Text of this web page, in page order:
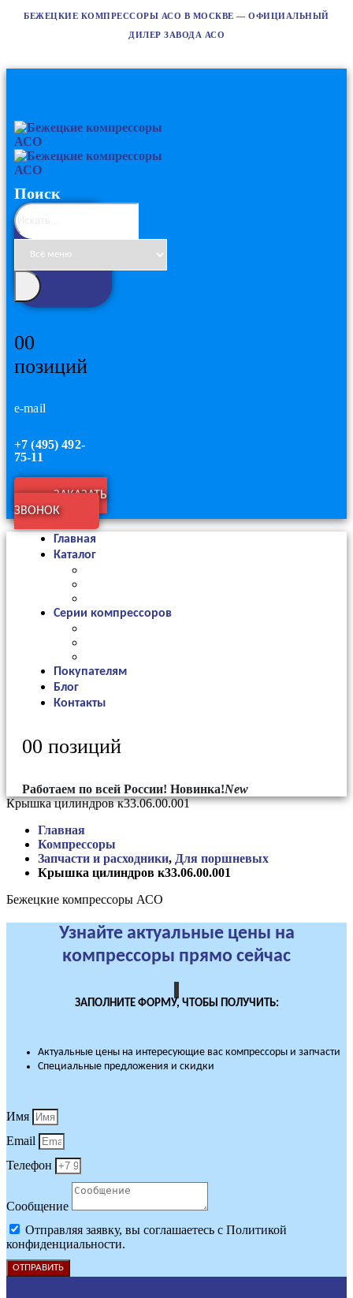
БЕЖЕЦКИЕ КОМПРЕССОРЫ АСО В МОСКВЕ — ОФИЦИАЛЬНЫЙ
ДИЛЕР ЗАВОДА АСО
Поиск
00
позиций
e-mail
+7 (495) 492-
75-11
ЗАКАЗАТЬ
ЗВОНОК
Главная
Каталог
Серии компрессоров
Покупателям
Блог
Контакты
00 позиций
Работаем по всей России! Новинка!New
Крышка цилиндров к33.06.00.001
Главная
Компрессоры
Запчасти и расходники, Для поршневых
Крышка цилиндров к33.06.00.001
Бежецкие компрессоры АСО
Узнайте актуальные цены на
компрессоры прямо сейчас
ЗАПОЛНИТЕ ФОРМУ, ЧТОБЫ ПОЛУЧИТЬ:
Актуальные цены на интересующие вас компрессоры и запчасти
Специальные предложения и скидки
Имя
Email
Телефон
Сообщение
Отправляя заявку, вы соглашаетесь с Политикой
конфиденциальности.
ОТПРАВИТЬ